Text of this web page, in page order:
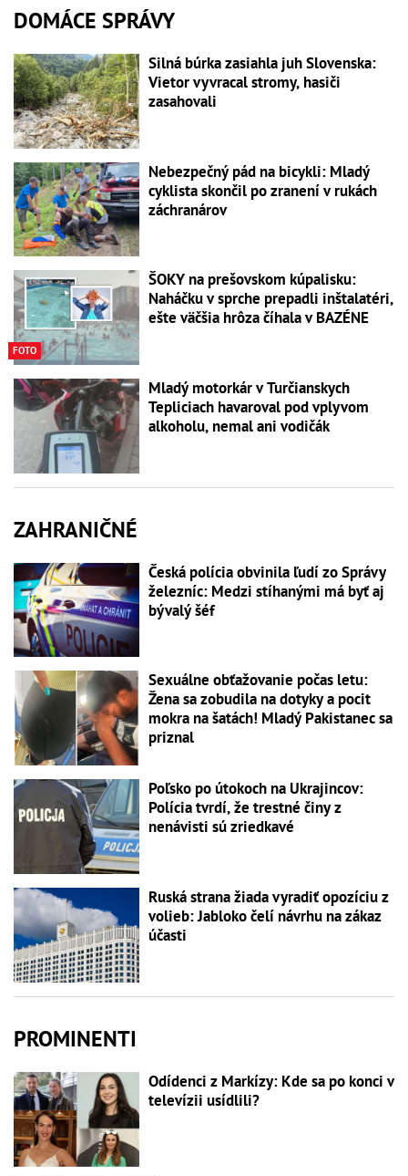
DOMÁCE SPRÁVY
Silná búrka zasiahla juh Slovenska:
Vietor vyvracal stromy, hasiči
zasahovali
Nebezpečný pád na bicykli: Mladý
cyklista skončil po zranení v rukách
záchranárov
FOTO
ŠOKY na prešovskom kúpalisku:
Naháčku v sprche prepadli inštalatéri,
ešte väčšia hrôza číhala v BAZÉNE
Mladý motorkár v Turčianskych
Tepliciach havaroval pod vplyvom
alkoholu, nemal ani vodičák
ZAHRANIČNÉ
Česká polícia obvinila ľudí zo Správy
železníc: Medzi stíhanými má byť aj
bývalý šéf
Sexuálne obťažovanie počas letu:
Žena sa zobudila na dotyky a pocit
mokra na šatách! Mladý Pakistanec sa
priznal
Poľsko po útokoch na Ukrajincov:
Polícia tvrdí, že trestné činy z
nenávisti sú zriedkavé
Ruská strana žiada vyradiť opozíciu z
volieb: Jabloko čelí návrhu na zákaz
účasti
PROMINENTI
Odídenci z Markízy: Kde sa po konci v
televízii usídlili?